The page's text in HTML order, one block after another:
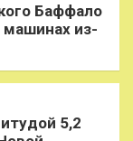
Баффало
машинах из-
5,2